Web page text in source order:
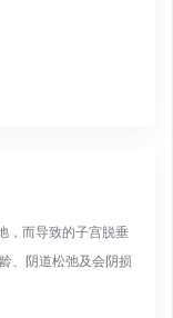
，而导致的子宫脱垂
、阴道松弛及会阴损